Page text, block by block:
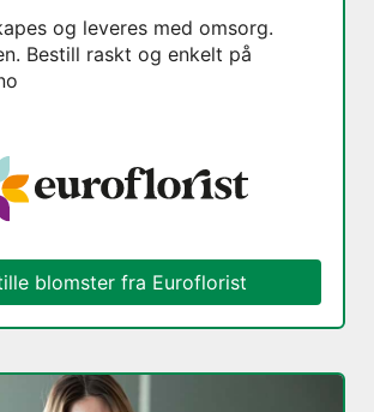
og leveres med omsorg.
Bestill raskt og enkelt på
blomster fra Euroflorist